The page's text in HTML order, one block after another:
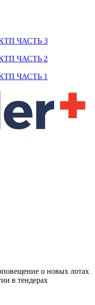
КТП ЧАСТЬ 3
КТП ЧАСТЬ 2
КТП ЧАСТЬ 1
о новых лотах
в тендерах